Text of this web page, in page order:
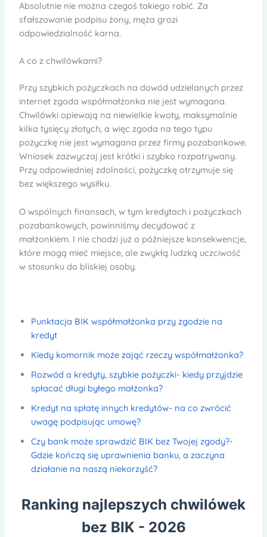
Absolutnie nie można czegoś takiego robić. Za
sfałszowanie podpisu żony, męża grozi
odpowiedzialność karna.
A co z chwilówkami?
Przy szybkich pożyczkach na dowód udzielanych przez
internet zgoda współmałżonka nie jest wymagana.
Chwilówki opiewają na niewielkie kwoty, maksymalnie
kilka tysięcy złotych, a więc zgoda na tego typu
pożyczkę nie jest wymagana przez firmy pozabankowe.
Wniosek zazwyczaj jest krótki i szybko rozpatrywany.
Przy odpowiedniej zdolności, pożyczkę otrzymuje się
bez większego wysiłku.
O wspólnych finansach, w tym kredytach i pożyczkach
pozabankowych, powinniśmy decydować z
małżonkiem. I nie chodzi już o późniejsze konsekwencje,
które mogą mieć miejsce, ale zwykłą ludzką uczciwość
w stosunku do bliskiej osoby.
Punktacja BIK współmałżonka przy zgodzie na
kredyt
Kiedy komornik może zająć rzeczy współmałżonka?
Rozwód a kredyty, szybkie pożyczki- kiedy przyjdzie
spłacać długi byłego małżonka?
Kredyt na spłatę innych kredytów- na co zwrócić
uwagę podpisując umowę?
Czy bank może sprawdzić BIK bez Twojej zgody?-
Gdzie kończą się uprawnienia banku, a zaczyna
działanie na naszą niekorzyść?
Ranking najlepszych chwilówek
bez BIK - 2026